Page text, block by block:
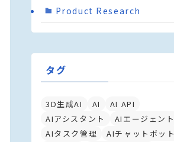
Product Research
タグ
3D生成AI AI
AI API
AIアシスタント
AIエージェント
AIタスク管理
AIチャットボット